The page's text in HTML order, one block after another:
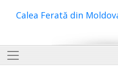
Calea Ferată din